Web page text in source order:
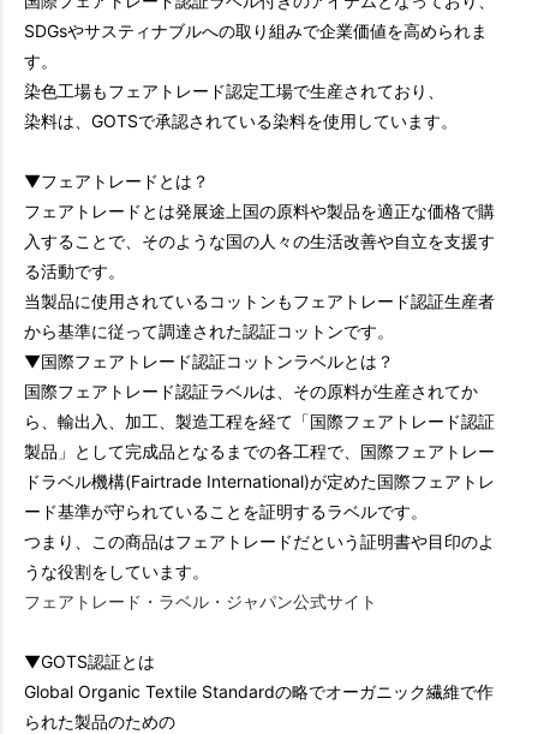
SDGsやサスティナブルへの取り組みで企業価値を高められま
す。
染色工場もフェアトレード認定工場で生産されており、
染料は、GOTSで承認されている染料を使用しています。
▼フェアトレードとは？
フェアトレードとは発展途上国の原料や製品を適正な価格で購
入することで、そのような国の人々の生活改善や自立を支援す
る活動です。
当製品に使用されているコットンもフェアトレード認証生産者
から基準に従って調達された認証コットンです。
▼国際フェアトレード認証コットンラベルとは？
国際フェアトレード認証ラベルは、その原料が生産されてか
ら、輸出入、加工、製造工程を経て「国際フェアトレード認証
製品」として完成品となるまでの各工程で、国際フェアトレー
ドラベル機構(Fairtrade International)が定めた国際フェアトレ
ード基準が守られていることを証明するラベルです。
つまり、この商品はフェアトレードだという証明書や目印のよ
うな役割をしています。
フェアトレード・ラベル・ジャパン公式サイト
▼GOTS認証とは
Global Organic Textile Standardの略でオーガニック繊維で作
られた製品のための